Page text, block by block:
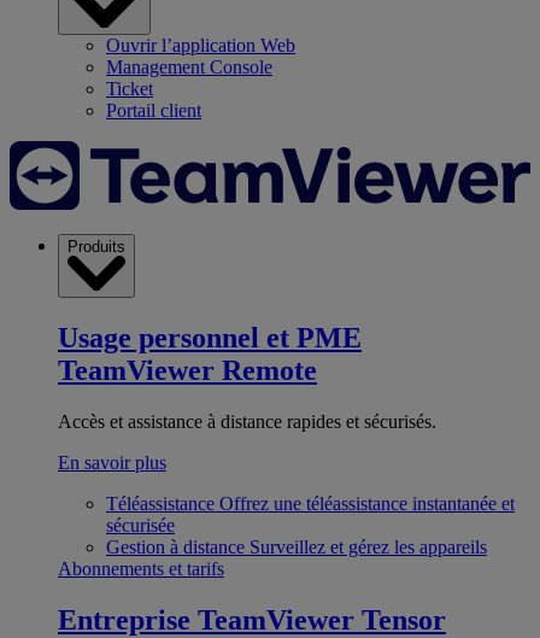
Ouvrir l’application Web
Management Console
Ticket
Portail client
Produits
Usage personnel et PME
TeamViewer Remote
Accès et assistance à distance rapides et sécurisés.
En savoir plus
Téléassistance Offrez une téléassistance instantanée et
sécurisée
Gestion à distance Surveillez et gérez les appareils
Abonnements et tarifs
Entreprise TeamViewer Tensor